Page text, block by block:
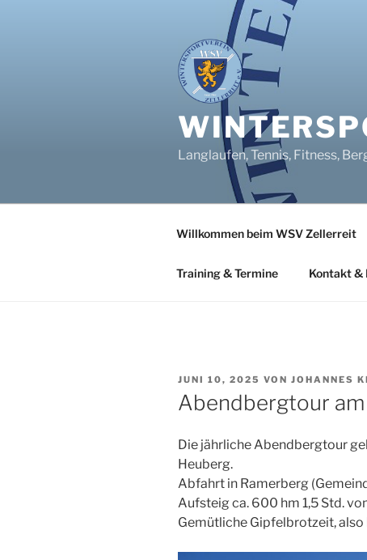
Langlaufen, Tennis, Fitness,
Willkommen beim WSV Zellerreit
Training & Termine Kontakt &
VERÖFFENTLICHT
AM
JUNI 10, 2025 VON JOHANNES
Abendbergtour
Die jährliche Abendbergtour
Heuberg.
Abfahrt in Ramerberg
Aufsteig ca. 600 hm 1,5 Std.
Gemütliche Gipfelbrotzeit, also